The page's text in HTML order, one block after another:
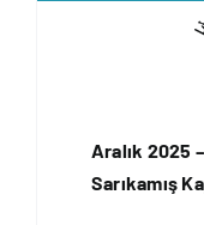
Aralık 2025
Sarıkamış